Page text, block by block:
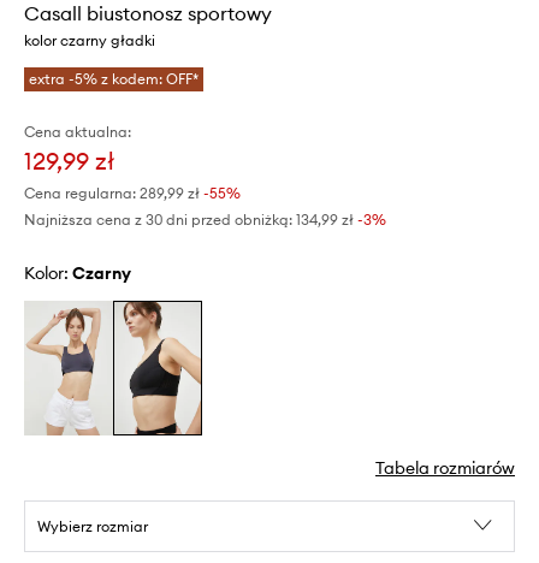
Casall biustonosz sportowy
kolor czarny gładki
extra -5% z kodem: OFF*
Cena aktualna:
129,99 zł
Cena regularna: 289,99 zł -55%
Najniższa cena z 30 dni przed obniżką: 134,99 zł -3%
Kolor: czarny
Tabela rozmiarów
Wybierz rozmiar